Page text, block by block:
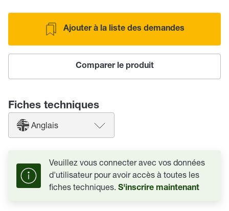
Ajouter à la liste des demandes
Comparer le produit
Fiches techniques
Anglais
Veuillez vous connecter avec vos données
d'utilisateur pour avoir accès à toutes les
fiches techniques. S'inscrire maintenant